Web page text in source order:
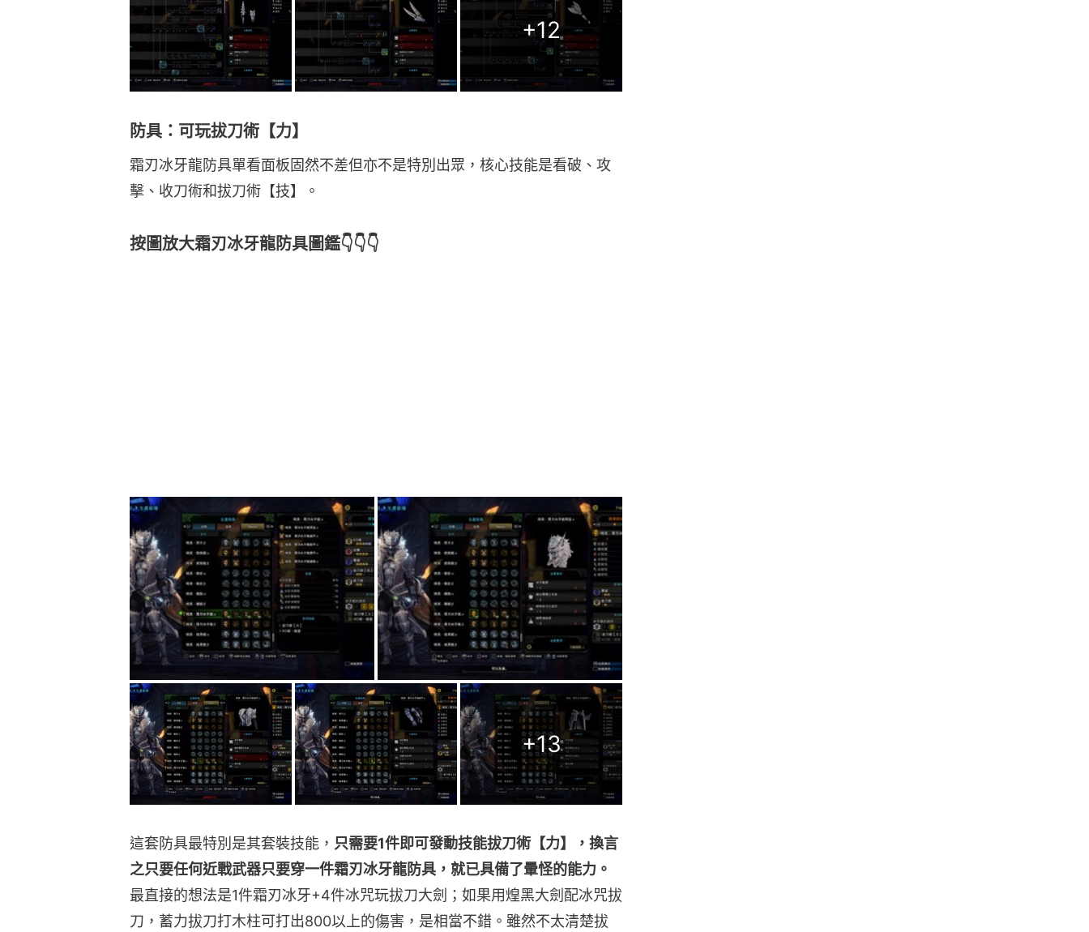
+12
防具：可玩拔刀術【力】
霜刃冰牙龍防具單看面板固然不差但亦不是特別出眾，核心技能是看破、攻
擊、收刀術和拔刀術【技】。
按圖放大霜刃冰牙龍防具圖鑑👇👇👇
+13
這套防具最特別是其套裝技能， 只需要1件即可發動技能拔刀術【力】，換言
之只要任何近戰武器只要穿一件霜刃冰牙龍防具，就已具備了暈怪的能力。
最直接的想法是1件霜刃冰牙+4件冰咒玩拔刀大劍；如果用煌黑大劍配冰咒拔
刀，蓄力拔刀打木柱可打出800以上的傷害，是相當不錯。雖然不太清楚拔